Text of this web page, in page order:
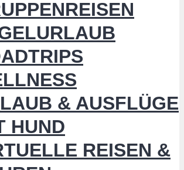
& AUSFLÜGE
HUND
REISEN &